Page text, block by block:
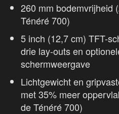
260 mm bodemvrijheid
Ténéré 700)
5 inch (12,7 cm) TFT-
drie lay-outs en
schermweergave
Lichtgewicht en
met 35% meer
de Ténéré 700)